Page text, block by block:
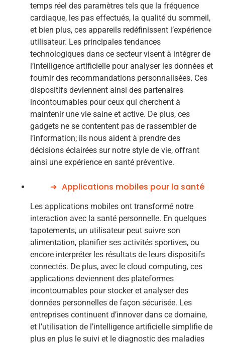
temps réel des paramètres tels que la fréquence
cardiaque, les pas effectués, la qualité du sommeil,
et bien plus, ces appareils redéfinissent l’expérience
utilisateur. Les principales tendances
technologiques dans ce secteur visent à intégrer de
l’intelligence artificielle pour analyser les données et
fournir des recommandations personnalisées. Ces
dispositifs deviennent ainsi des partenaires
incontournables pour ceux qui cherchent à
maintenir une vie saine et active. De plus, ces
gadgets ne se contentent pas de rassembler de
l’information; ils nous aident à prendre des
décisions éclairées sur notre style de vie, offrant
ainsi une expérience en santé préventive.
Applications mobiles pour la santé
Les applications mobiles ont transformé notre
interaction avec la santé personnelle. En quelques
tapotements, un utilisateur peut suivre son
alimentation, planifier ses activités sportives, ou
encore interpréter les résultats de leurs dispositifs
connectés. De plus, avec le cloud computing, ces
applications deviennent des plateformes
incontournables pour stocker et analyser des
données personnelles de façon sécurisée. Les
entreprises continuent d’innover dans ce domaine,
et l’utilisation de l’intelligence artificielle simplifie de
plus en plus le suivi et le diagnostic des maladies